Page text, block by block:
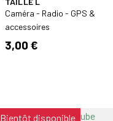
Caméra - Radio - GPS &
accessoires
3,00 €
Bientôt disponible